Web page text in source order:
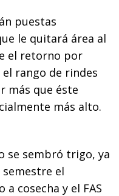
puestas
le quitará área al
el retorno por
rango de rindes
más que éste
más alto.
se sembró trigo, ya
el
cosecha y el FAS